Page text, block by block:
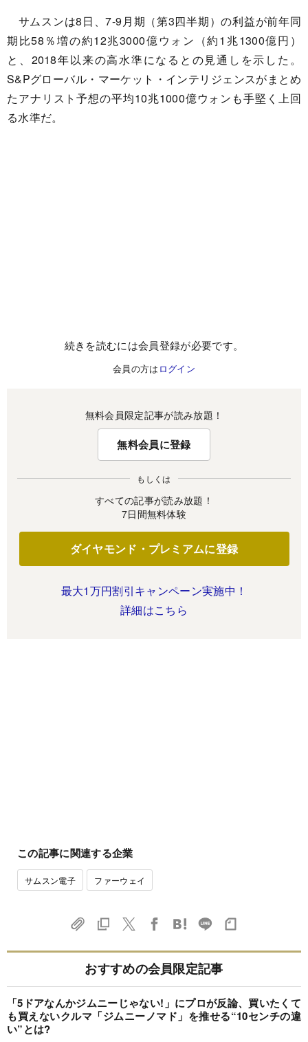
サムスンは8日、7-9月期（第3四半期）の利益が前年同
期比58％増の約12兆3000億ウォン（約1兆1300億円）
と、2018年以来の高水準になるとの見通しを示した。
S&Pグローバル・マーケット・インテリジェンスがまとめ
たアナリスト予想の平均10兆1000億ウォンも手堅く上回
る水準だ。
続きを読むには会員登録が必要です。
会員の方は ログイン
無料会員限定記事が読み放題！
無料会員に登録
もしくは
すべての記事が読み放題！
7日間無料体験
ダイヤモンド・プレミアムに登録
最大1万円割引キャンペーン実施中！
詳細はこちら
この記事に関連する企業
サムスン電子 ファーウェイ
おすすめの会員限定記事
「5ドアなんかジムニーじゃない!」にプロが反論、買いたくて
も買えないクルマ「ジムニーノマド」を推せる“10センチの違
い”とは?